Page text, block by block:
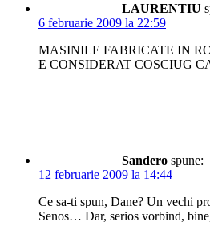
LAURENTIU
6 februarie 2009 la 22:59
MASINILE FABRICATE IN
E CONSIDERAT COSCIUG
Sandero spune:
12 februarie 2009 la 14:44
Ce sa-ti spun, Dane? Un vechi
Senos… Dar, serios vorbind,